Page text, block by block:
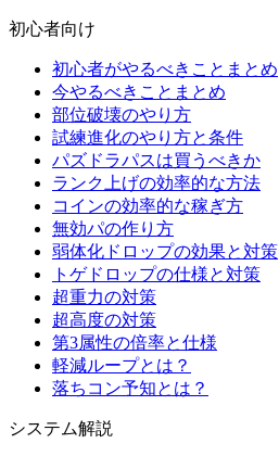
初心者向け
初心者がやるべきことまとめ
今やるべきことまとめ
部位破壊のやり方
試練進化のやり方と条件
パズドラパスは買うべきか
ランク上げの効率的な方法
コインの効率的な稼ぎ方
無効パの作り方
弱体化ドロップの効果と対策
トゲドロップの仕様と対策
超重力の対策
超高度の対策
第3属性の倍率と仕様
軽減ループとは？
落ちコン予知とは？
システム解説